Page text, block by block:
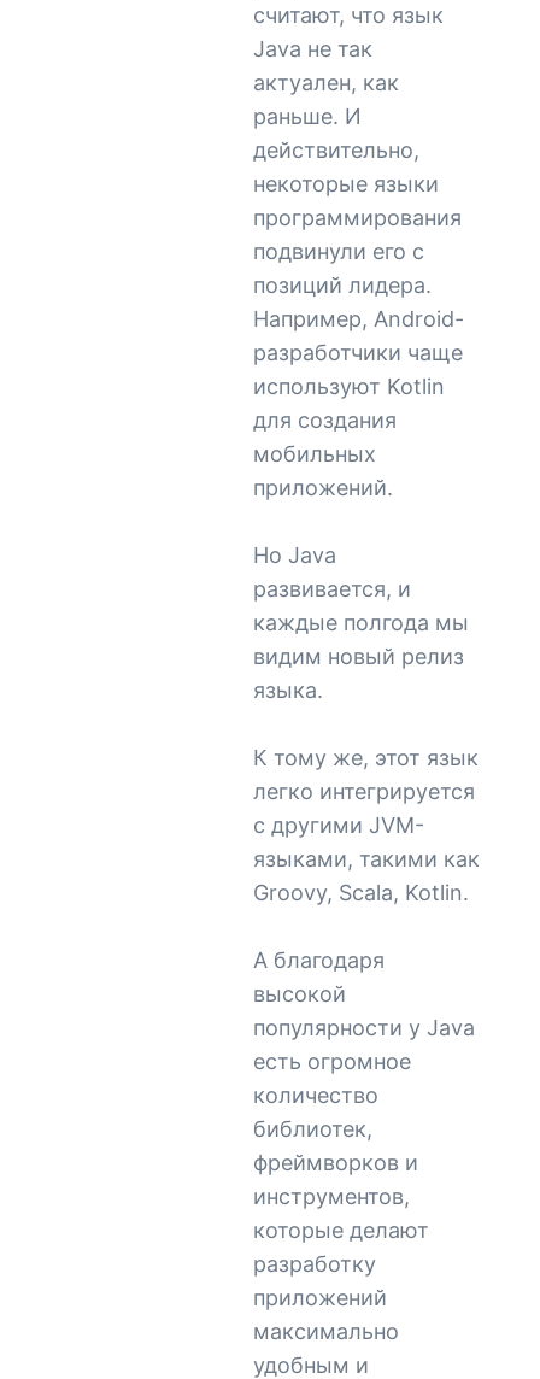
считают, что язык
Java не так
актуален, как
раньше. И
действительно,
некоторые языки
программирования
подвинули его с
позиций лидера.
Например, Android-
разработчики чаще
используют Kotlin
для создания
мобильных
приложений.
Но Java
развивается, и
каждые полгода мы
видим новый релиз
языка.
К тому же, этот язык
легко интегрируется
с другими JVM-
языками, такими как
Groovy, Scala, Kotlin.
А благодаря
высокой
популярности у Java
есть огромное
количество
библиотек,
фреймворков и
инструментов,
которые делают
разработку
приложений
максимально
удобным и